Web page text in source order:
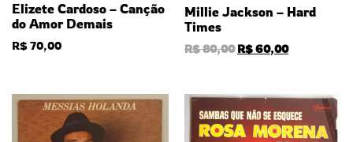
Elizete Cardoso – Canção
do Amor Demais
R$70,00
Millie Jackson – Hard
Times
R$80,00R$60,00